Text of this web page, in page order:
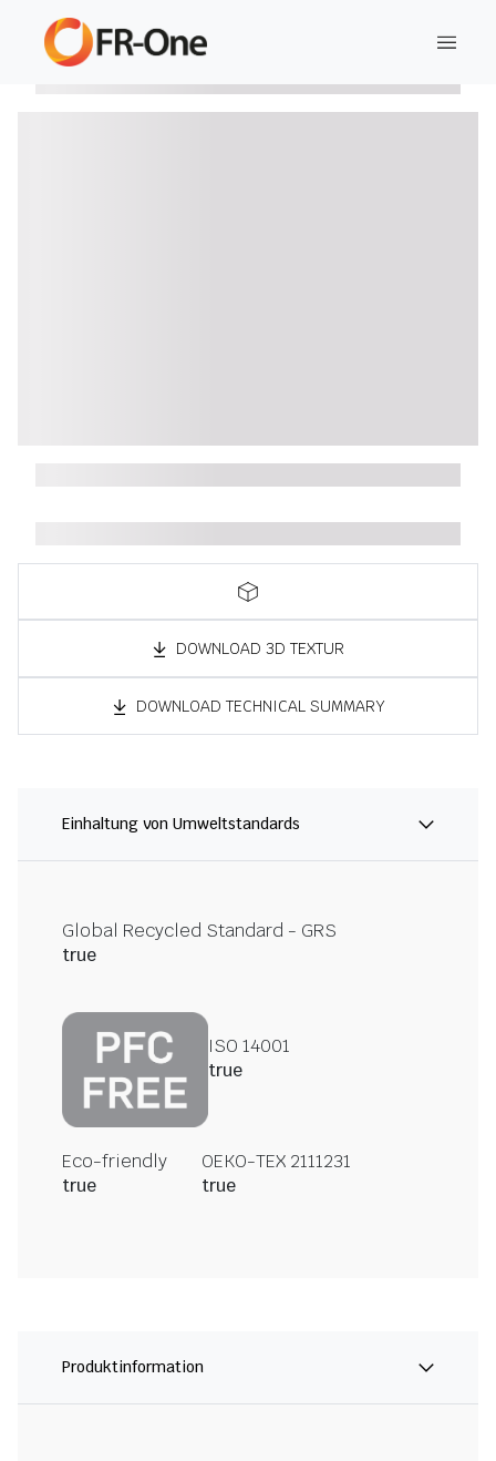
DOWNLOAD 3D TEXTUR
DOWNLOAD TECHNICAL SUMMARY
Einhaltung von Umweltstandards
Global Recycled Standard - GRS
true
ISO 14001
true
Eco-friendly
true
OEKO-TEX 2111231
true
Produktinformation